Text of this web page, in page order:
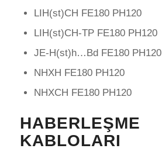
LIH(st)CH FE180 PH120
LIH(st)CH-TP FE180 PH120
JE-H(st)h…Bd FE180 PH120
NHXH FE180 PH120
NHXCH FE180 PH120
HABERLEŞME
KABLOLARI